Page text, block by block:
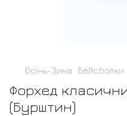
Осінь-Зима Бейсболки
Форхед
(Бурштин)